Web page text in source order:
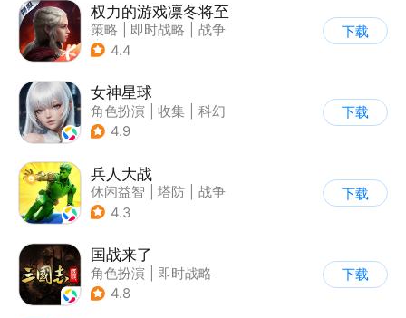
权力的游戏凛冬将至
策略 即时战略
战争
| 权利的游戏
4.4
下载
女神星球
角色扮演 收集
科幻
| 捏脸
4.9
下载
兵人大战
休闲益智 塔防
战争
| 文字游戏
4.3
下载
国战来了
角色扮演
即时战略
| 三国
4.8
下载